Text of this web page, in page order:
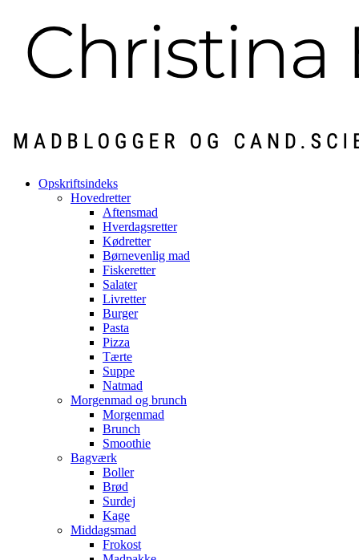
Opskriftsindeks
Hovedretter
Aftensmad
Hverdagsretter
Kødretter
Børnevenlig mad
Fiskeretter
Salater
Livretter
Burger
Pasta
Pizza
Tærte
Suppe
Natmad
Morgenmad og brunch
Morgenmad
Brunch
Smoothie
Bagværk
Boller
Brød
Surdej
Kage
Middagsmad
Frokost